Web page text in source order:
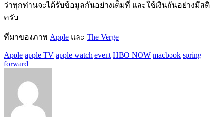
ว่าทุกท่านจะได้รับข้อมูลกันอย่างเต็มที่ และใช้เงินกันอย่างมีสติ
ครับ
ที่มาของภาพ Apple และ The Verge
Apple apple TV apple watch event HBO NOW macbook spring
forward